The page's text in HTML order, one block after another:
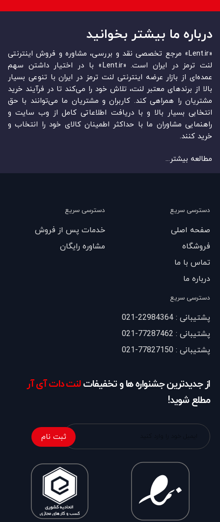
درباره ما بیشتر بخوانید
«Lent.ir» مرجع تخصصی نقد و بررسی، مشاوره و فروش اینترنتی
لنت ترمز در ایران است. «Lent.ir» با در اختیار داشتن سهم
عمده‏‌ای از بازار عرضه اینترنتی لنت ترمز در ایران با تنوعی بسیار
بالا از برندهای معتبر لنت، تلاش خود را می‌‏‏کند تا در فرآیند خرید
مشتریان را همراهی کند. کاربران و مشتریان ما می‏‏‌توانند با حق
انتخابی بسیار بالا و با دریافت اطلاعاتی کامل از وب سایت و
راهنمایی مشاوران ما با حداکثر اطمینان کالای خود را انتخاب و
خرید کنند.
مطالعه بیشتر...
دسترسی سریع
صفحه اصلی
فروشگاه
تماس با ما
درباره ما
دسترسی سریع
خدمات پس از فروش
مشاوره رایگان
دسترسی سریع
پشتیبانی : 22984364-021
پشتیبانی : 77287462-021
پشتیبانی : 77827150-021
از جدیدترین جشنواره ها و تخفیفاتلنت دات آی آر
مطلع شوید!
ثبت نام